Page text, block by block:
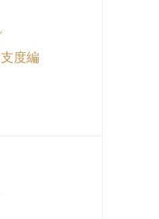
度編